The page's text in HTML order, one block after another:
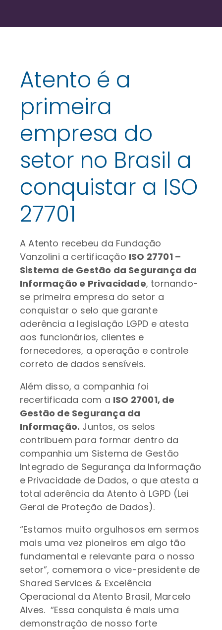
Atento é a
primeira
empresa do
setor no Brasil a
conquistar a ISO
27701
A Atento recebeu da Fundação
Vanzolini a certificação ISO 27701 –
Sistema de Gestão da Segurança da
Informação e Privacidade, tornando-
se primeira empresa do setor a
conquistar o selo que garante
aderência a legislação LGPD e atesta
aos funcionários, clientes e
fornecedores, a operação e controle
correto de dados sensíveis.
Além disso, a companhia foi
recertificada com a ISO 27001, de
Gestão de Segurança da
Informação. Juntos, os selos
contribuem para formar dentro da
companhia um Sistema de Gestão
Integrado de Segurança da Informação
e Privacidade de Dados, o que atesta a
total aderência da Atento à LGPD (Lei
Geral de Proteção de Dados).
“Estamos muito orgulhosos em sermos
mais uma vez pioneiros em algo tão
fundamental e relevante para o nosso
setor”, comemora o vice-presidente de
Shared Services & Excelência
Operacional da Atento Brasil, Marcelo
Alves. “Essa conquista é mais uma
demonstração de nosso forte